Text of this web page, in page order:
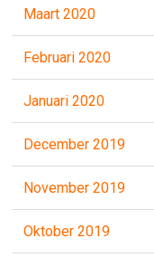
Maart 2020
Februari 2020
Januari 2020
December 2019
November 2019
Oktober 2019